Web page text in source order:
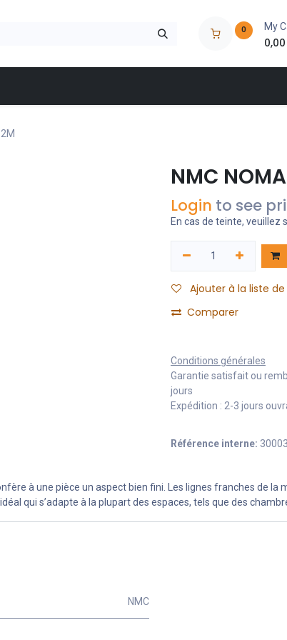
0 My
0,00
NMC
Login to see
En cas de teinte, veuillez
Ajouter à la liste
Comparer
Conditions générales
Garantie satisfait ou
jours
Expédition : 2-3 jours
Référence interne:
à une pièce un aspect bien fini. Les lignes franches de
qui s’adapte à la plupart des espaces, tels que des
NMC